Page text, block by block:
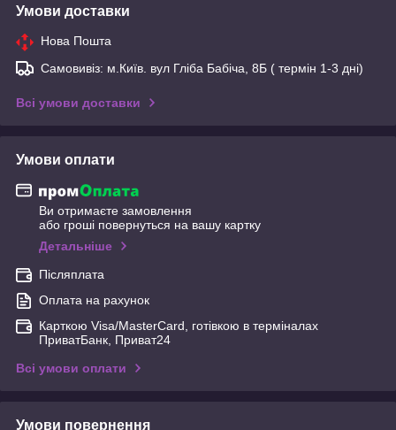
Умови доставки
Нова Пошта
Самовивіз: м.Київ. вул Гліба Бабіча, 8Б ( термін 1-3 дні)
Всі умови доставки
Умови оплати
Ви отримаєте замовлення
або гроші повернуться на вашу картку
Детальніше
Післяплата
Оплата на рахунок
Карткою Visa/MasterCard, готівкою в терміналах
ПриватБанк, Приват24
Всі умови оплати
Умови повернення